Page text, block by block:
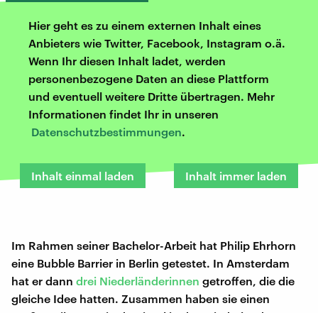
Hier geht es zu einem externen Inhalt eines
Anbieters wie Twitter, Facebook, Instagram o.ä.
Wenn Ihr diesen Inhalt ladet, werden
personenbezogene Daten an diese Plattform
und eventuell weitere Dritte übertragen. Mehr
Informationen findet Ihr in unseren
Datenschutzbestimmungen.
Inhalt einmal laden Inhalt immer laden
Im Rahmen seiner Bachelor-Arbeit hat Philip Ehrhorn
eine Bubble Barrier in Berlin getestet. In Amsterdam
hat er dann drei Niederländerinnen getroffen, die die
gleiche Idee hatten. Zusammen haben sie einen